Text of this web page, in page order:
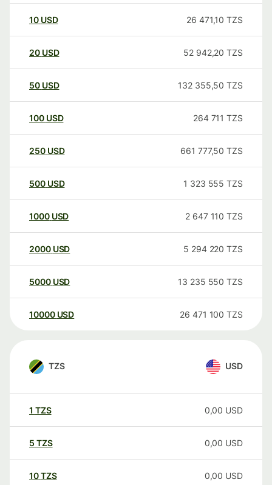
10 USD 26 471,10 TZS
20 USD 52 942,20 TZS
50 USD 132 355,50 TZS
100 USD 264 711 TZS
250 USD 661 777,50 TZS
500 USD 1 323 555 TZS
1000 USD 2 647 110 TZS
2000 USD 5 294 220 TZS
5000 USD 13 235 550 TZS
10000 USD 26 471 100 TZS
TZS USD
1 TZS 0,00 USD
5 TZS 0,00 USD
10TZS 0,00 USD